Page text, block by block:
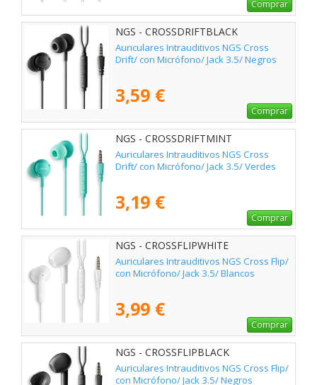
Comprar
NGS - CROSSDRIFTBLACK
Auriculares Intrauditivos NGS Cross
Drift/ con Micrófono/ Jack 3.5/ Negros
3,59 €
Comprar
NGS - CROSSDRIFTMINT
Auriculares Intrauditivos NGS Cross
Drift/ con Micrófono/ Jack 3.5/ Verdes
3,19 €
Comprar
NGS - CROSSFLIPWHITE
Auriculares Intrauditivos NGS Cross Flip/
con Micrófono/ Jack 3.5/ Blancos
3,99 €
Comprar
NGS - CROSSFLIPBLACK
Auriculares Intrauditivos NGS Cross Flip/
con Micrófono/ Jack 3.5/ Negros